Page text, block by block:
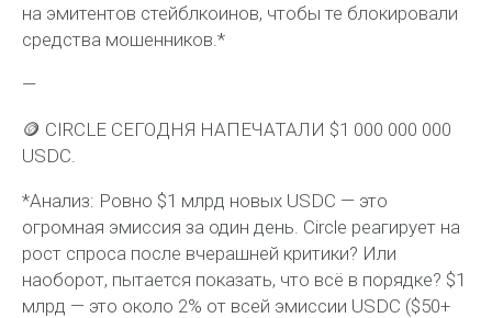
на эмитентов стейблкоинов, чтобы те блокировали
средства мошенников.*
—
🪙 CIRCLE СЕГОДНЯ НАПЕЧАТАЛИ $1 000 000 000
USDC.
*Анализ: Ровно $1 млрд новых USDC — это
огромная эмиссия за один день. Circle реагирует на
рост спроса после вчерашней критики? Или
наоборот, пытается показать, что всё в порядке? $1
млрд — это около 2% от всей эмиссии USDC ($50+